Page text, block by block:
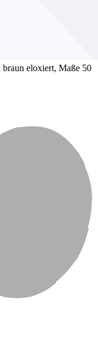
eloxiert, Maße 50